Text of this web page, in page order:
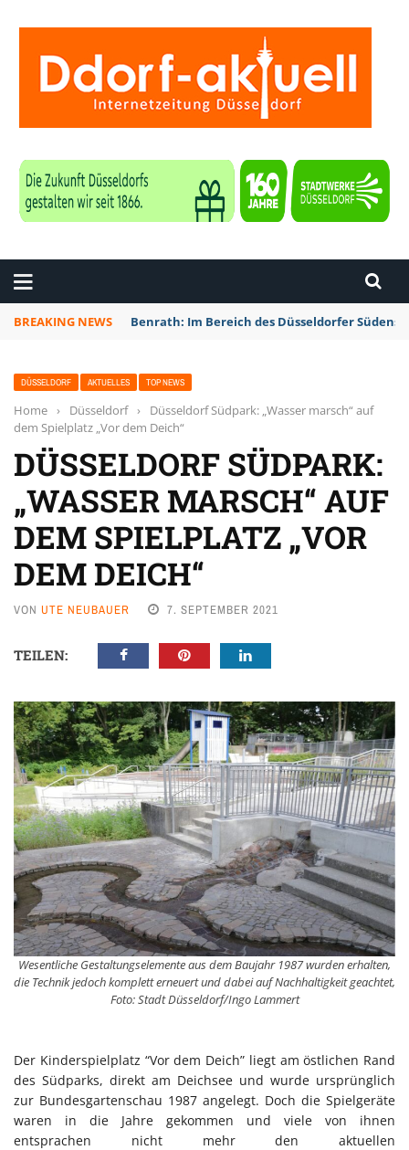
BREAKING NEWS Benrath: Im Bereich des Düsseldorfer
DÜSSELDORF AKTUELLES TOP NEWS
Home › Düsseldorf ›
Düsseldorf Südpark: „Wasser marsch“ auf
dem Spielplatz „Vor dem Deich“
DÜSSELDORF SÜDPARK:
„WASSER MARSCH“ AUF
DEM SPIELPLATZ „VOR
DEM DEICH“
VON UTE NEUBAUER 7. SEPTEMBER 2021
TEILEN:
Wesentliche Gestaltungselemente aus dem Baujahr 1987 wurden erhalten,
die Technik jedoch komplett erneuert und dabei auf Nachhaltigkeit geachtet,
Foto: Stadt Düsseldorf/Ingo Lammert
Der Kinderspielplatz “Vor dem Deich” liegt am östlichen Rand
des Südparks, direkt am Deichsee und wurde ursprünglich
zur Bundesgartenschau 1987 angelegt. Doch die Spielgeräte
waren in die Jahre gekommen und viele von ihnen
entsprachen nicht mehr den aktuellen